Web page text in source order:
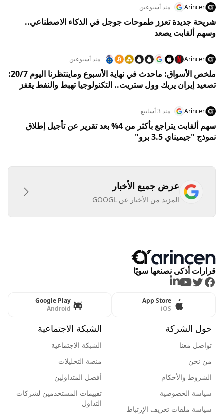
Arincen منذ أسبوعين
شريحة جديدة تعزز طموحات جوجل في الذكاء الاصطناعي..
وسهم ألفابت يصعد
Arincen منذ أسبوعين
ملخص الأسواق: ماحدث في نهاية الأسبوع وماينتظرنا اليوم 20/7:
تصعيد إيران يربك وول ستريت.. التكنولوجيا تهبط والنفط يقفز
Arincen منذ 3 أسابيع
سهم ألفابت يتراجع بأكثر من 4% بعد تقرير عن تأجيل إطلاق
نموذج "جيميناي 3.5 برو"
عرض جميع الأخبار
المزيد من الأخبار عن GOOGL
قرارات أذكى نصنعها سويًا
Facebook
Twitter
Youtube
LinkedIn
App Store
iOS
Google Play
Android
حول الشركة
تواصل معنا
من نحن
الشروط والأحكام
سياسة الخصوصية
سياسة ملفات تعريف الإرتباط
الشبكة الاجتماعية
الشبكة الاجتماعية
منصة التحليلات
أفضل المتداولين
تقييمات المستخدمين لشركات
التداول